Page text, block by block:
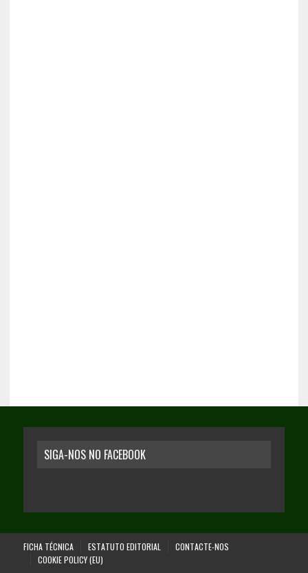
SIGA-NOS NO FACEBOOK
FICHA TÉCNICA ESTATUTO EDITORIAL
CONTACTE-NOS
COOKIE POLICY (EU)